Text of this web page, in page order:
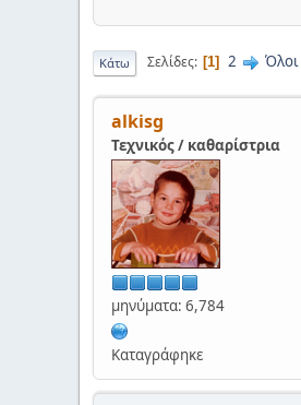
Κάτω Σελίδες 1 2 Όλοι
alkisg
Τεχνικός / καθαρίστρια
μηνύματα: 6,784
Καταγράφηκε